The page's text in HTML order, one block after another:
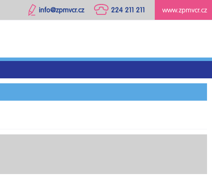
www.zpmvcr.cz
224 211 211
info@zpmvcr.cz